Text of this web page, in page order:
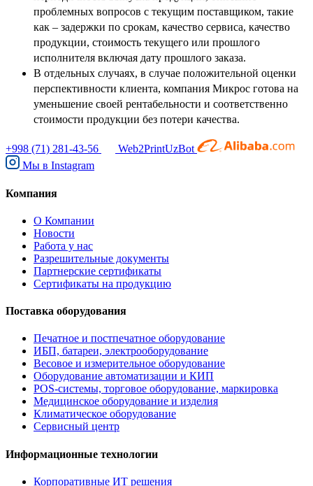
проблемных вопросов с текущим поставщиком, такие
как – задержки по срокам, качество сервиса, качество
продукции, стоимость текущего или прошлого
исполнителя включая дату прошлого заказа.
В отдельных случаях, в случае положительной оценки
перспективности клиента, компания Микрос готова на
уменьшение своей рентабельности и соответственно
стоимости продукции без потери качества.
+998 (71) 281-43-56
Web2PrintUzBot
Мы в Instagram
Компания
О Компании
Новости
Работа у нас
Разрешительные документы
Партнерские сертификаты
Сертификаты на продукцию
Поставка оборудования
Печатное и постпечатное оборудование
ИБП, батареи, электрооборудование
Весовое и измерительное оборудование
Оборудование автоматизации и КИП
POS-системы, торговое оборудование, маркировка
Медицинское оборудование и изделия
Климатическое оборудование
Сервисный центр
Информационные технологии
Корпоративные ИТ решения